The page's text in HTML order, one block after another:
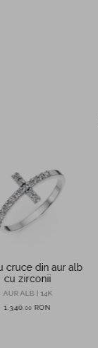
cruce din aur alb
cu zirconii
AUR ALB | 14K
1.340 ,00 RON